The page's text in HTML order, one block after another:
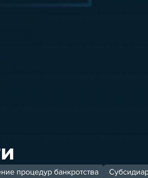
процедур банкротства